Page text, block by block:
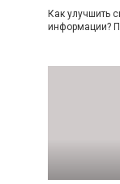
Как улучшить
информации?